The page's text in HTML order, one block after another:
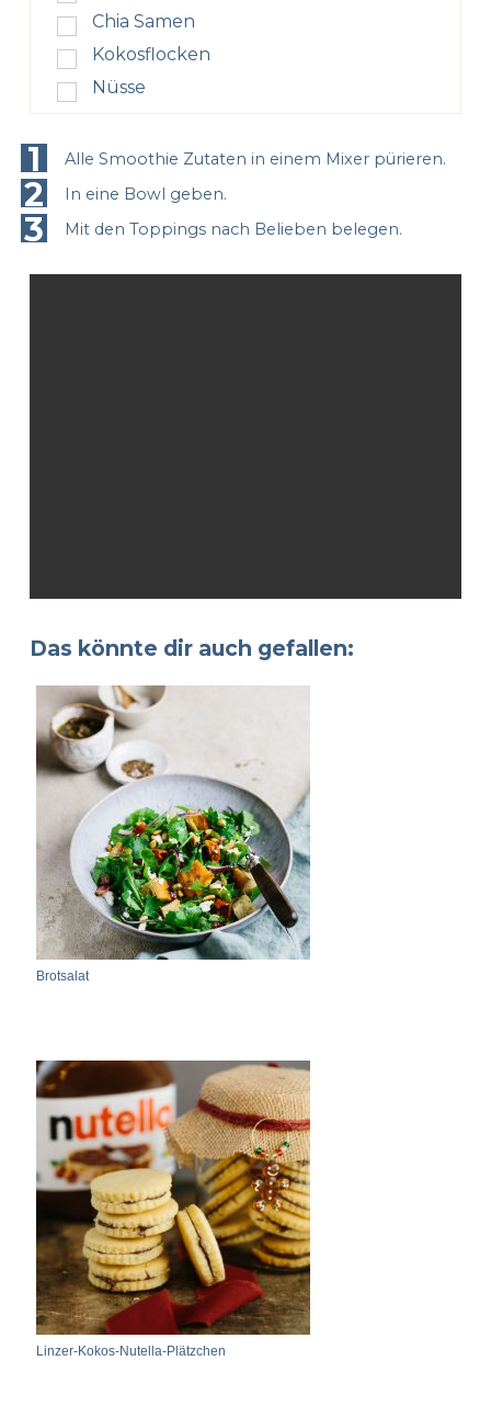
Chia Samen
Kokosflocken
Nüsse
1 Alle Smoothie Zutaten in einem Mixer pürieren.
2 In eine Bowl geben.
3 Mit den Toppings nach Belieben belegen.
Das könnte dir auch gefallen:
Brotsalat
Linzer-Kokos-Nutella-Plätzchen